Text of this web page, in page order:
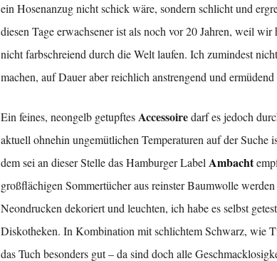
ein Hosenanzug nicht schick wäre, sondern schlicht und
diesen Tage erwachsener ist als noch vor 20 Jahren, weil wir
nicht farbschreiend durch die Welt laufen. Ich zumindest
machen, auf Dauer aber reichlich anstrengend und ermüdend
Ein feines, neongelb getupftesAccessoiredarf es jedoch
aktuell ohnehin ungemütlichen Temperaturen auf der Suche
dem sei an dieser Stelle das Hamburger Label Ambacht
großflächigen Sommertücher aus reinster Baumwolle
Neondrucken dekoriert und leuchten, ich habe es selbst
Diskotheken. In Kombination mit schlichtem Schwarz, wie
das Tuch besonders gut – da sind doch alle